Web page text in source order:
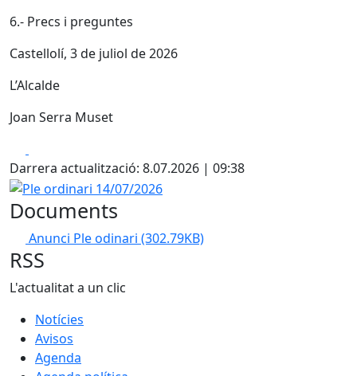
6.- Precs i preguntes
Castellolí, 3 de juliol de 2026
L’Alcalde
Joan Serra Muset
Darrera actualització: 8.07.2026 | 09:38
Ple ordinari 14/07/2026
Documents
Anunci Ple odinari (302.79KB)
RSS
L'actualitat a un clic
Notícies
Avisos
Agenda